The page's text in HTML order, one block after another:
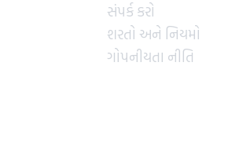
સંપર્ક કરો
શરતો અને નિયમો
ગોપનીયતા નીતિ